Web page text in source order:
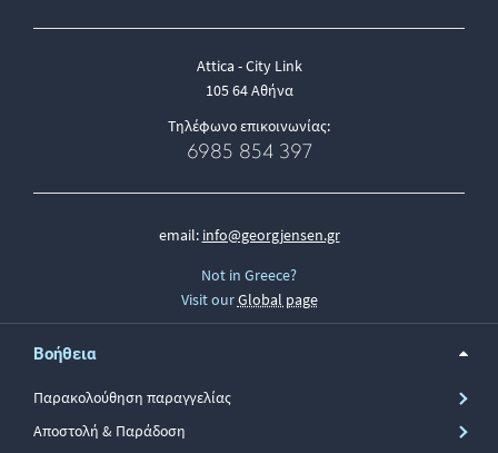
Attica - City Link
105 64 Αθήνα
Τηλέφωνο επικοινωνίας:
6985 854 397
email: info@georgjensen.gr
Not in Greece?
Visit ourGlobal page
Βοήθεια
Παρακολούθηση παραγγελίας
Αποστολή & Παράδοση